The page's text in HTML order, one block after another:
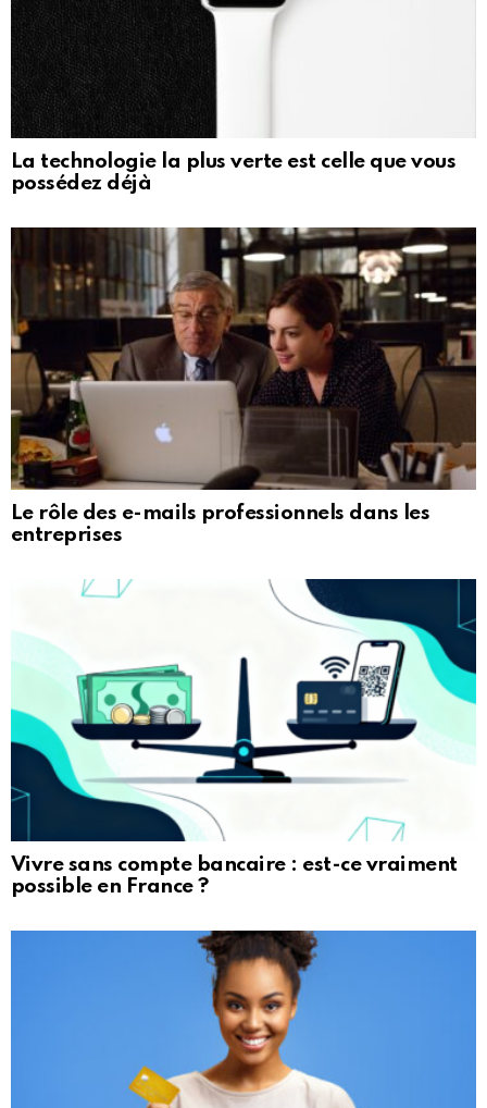
La technologie la plus verte est celle que vous
possédez déjà
Le rôle des e-mails professionnels dans les
entreprises
Vivre sans compte bancaire : est-ce vraiment
possible en France ?